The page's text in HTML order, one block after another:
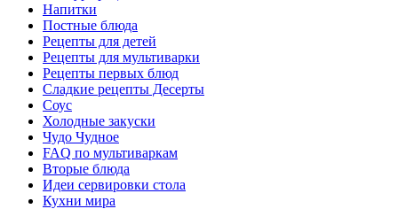
Напитки
Постные блюда
Рецепты для детей
Рецепты для мультиварки
Рецепты первых блюд
Сладкие рецепты Десерты
Соус
Холодные закуски
Чудо Чудное
FAQ по мультиваркам
Вторые блюда
Идеи сервировки стола
Кухни мира